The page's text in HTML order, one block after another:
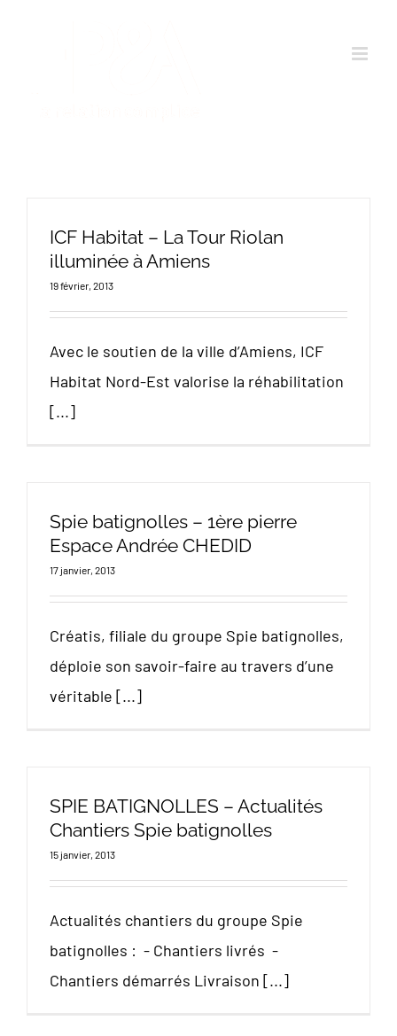
ICF Habitat – La Tour Riolan
illuminée à Amiens
19 février, 2013
Avec le soutien de la ville d’Amiens, ICF
Habitat Nord-Est valorise la réhabilitation
[...]
Spie batignolles – 1ère pierre
Espace Andrée CHEDID
17 janvier, 2013
Créatis, filiale du groupe Spie batignolles,
déploie son savoir-faire au travers d’une
véritable [...]
SPIE BATIGNOLLES – Actualités
Chantiers Spie batignolles
15 janvier, 2013
Actualités chantiers du groupe Spie
batignolles : - Chantiers livrés -
Chantiers démarrés Livraison [...]